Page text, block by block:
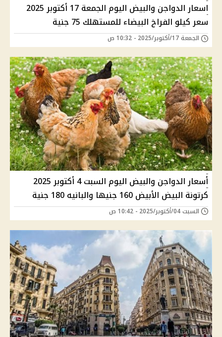
اسعار الدواجن والبيض اليوم الجمعة 17 أكتوبر 2025
سعر كيلو الفراخ البيضاء للمستهلك 75 جنية
الجمعة 17/أكتوبر/2025 - 10:32 ص
أسعار الدواجن والبيض اليوم السبت 4 أكتوبر 2025
كرتونة البيض الأبيض 160 جنيها والبانيه 180 جنية
السبت 04/أكتوبر/2025 - 10:42 ص